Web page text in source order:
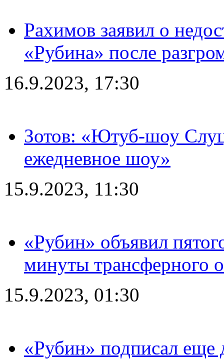
Рахимов заявил о
«Рубина» после
16.9.2023, 17:30
Зотов: «Ютуб-шоу
ежедневное шоу»
15.9.2023, 11:30
«Рубин» объявил
минуты трансферного
15.9.2023, 01:30
«Рубин» подписал еще